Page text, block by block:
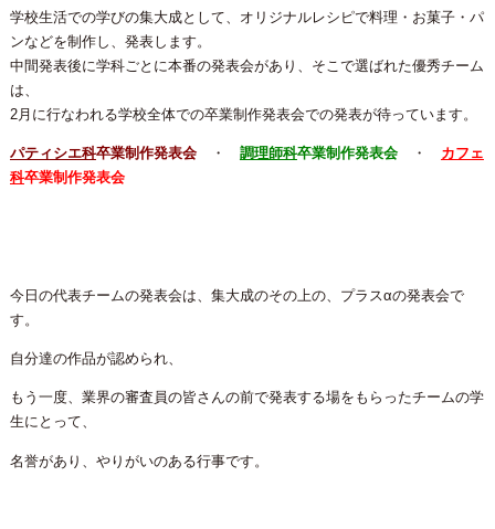
学校生活での学びの集大成として、オリジナルレシピで料理・お菓子・パ
ンなどを制作し、発表します。
中間発表後に学科ごとに本番の発表会があり、そこで選ばれた優秀チーム
は、
2月に行なわれる学校全体での卒業制作発表会での発表が待っています。
パティシエ科卒業制作発表会 ・ 調理師科卒業制作発表会・
カフェ
科卒業制作発表会
今日の代表チームの発表会は、集大成のその上の、プラスαの発表会で
す。
自分達の作品が認められ、
もう一度、業界の審査員の皆さんの前で発表する場をもらったチームの学
生にとって、
名誉があり、やりがいのある行事です。